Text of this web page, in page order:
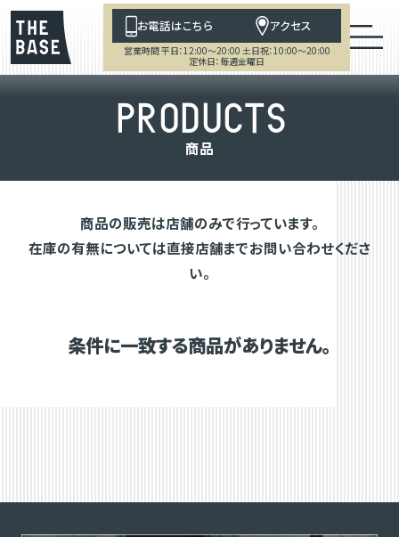
お電話はこちら アクセス
営業時間 平日：12:00～20:00 土日祝：10:00～20:00
定休日：毎週金曜日
PRODUCTS
商品
商品の販売は店舗のみで行っています。
在庫の有無については直接店舗までお問い合わせくださ
い。
条件に一致する商品がありません。